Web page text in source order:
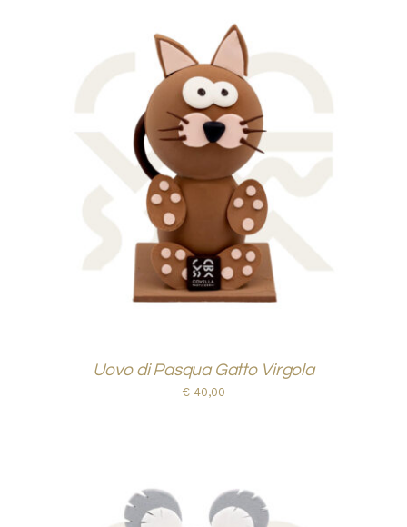
AGGIUNGI AL CARRELLO
DETTAGLI
Uovo di Pasqua Gatto Virgola
€ 40,00